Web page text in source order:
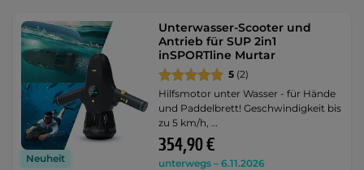
Neuheit
Unterwasser-Scooter und
Antrieb für SUP 2in1
inSPORTline Murtar
5 (2)
Hilfsmotor unter Wasser - für Hände
und Paddelbrett! Geschwindigkeit bis
zu 5 km/h, …
354,90 €
unterwegs – 6.11.2026